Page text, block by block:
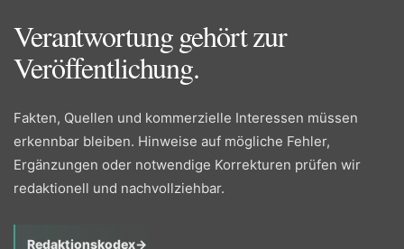
Verantwortung gehört zur
Veröffentlichung.
Fakten, Quellen und kommerzielle Interessen müssen
erkennbar bleiben. Hinweise auf mögliche Fehler,
Ergänzungen oder notwendige Korrekturen prüfen wir
redaktionell und nachvollziehbar.
Redaktionskodex→